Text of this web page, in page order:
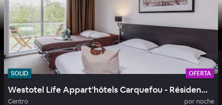
SOLID OFERTA
Westotel Life Appart’hôtels Carquefou - Résidence 4*
Centro
por noche